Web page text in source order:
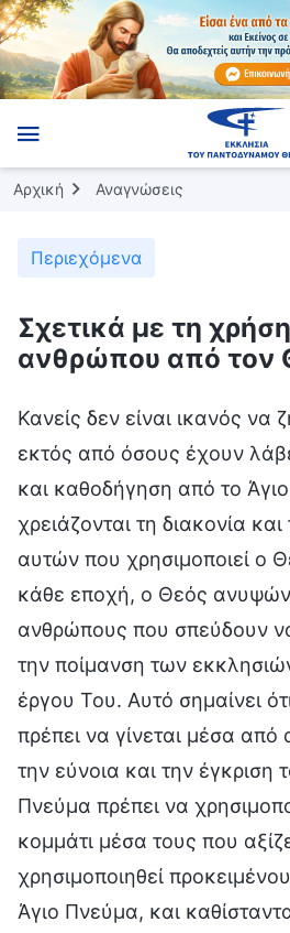
Αρχική Αναγνώσεις
Περιεχόμενα
Σχετικά με τη
ανθρώπου από τον
Κανείς δεν είναι ικανός να
εκτός από όσους έχουν
και καθοδήγηση από το
χρειάζονται τη διακονία
αυτών που χρησιμοποιεί ο
κάθε εποχή, ο Θεός
ανθρώπους που σπεύδουν
την ποίμανση των
έργου Του. Αυτό σημαίνει
πρέπει να γίνεται μέσα
την εύνοια και την έγκριση
Πνεύμα πρέπει να
κομμάτι μέσα τους που
χρησιμοποιηθεί
Άγιο Πνεύμα, και